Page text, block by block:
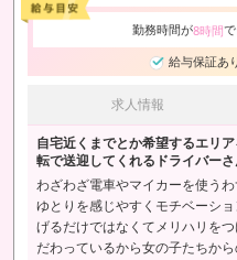
勤務時間が8時間
給与保証あ
求人情報
自宅近くまでとか希望するエリ
転で送迎してくれるドライバーさ
わざわざ電車やマイカーを使う
ゆとりを感じやすくモチベーシ
げるだけではなくてメリハリを
だわっているから女の子たちから